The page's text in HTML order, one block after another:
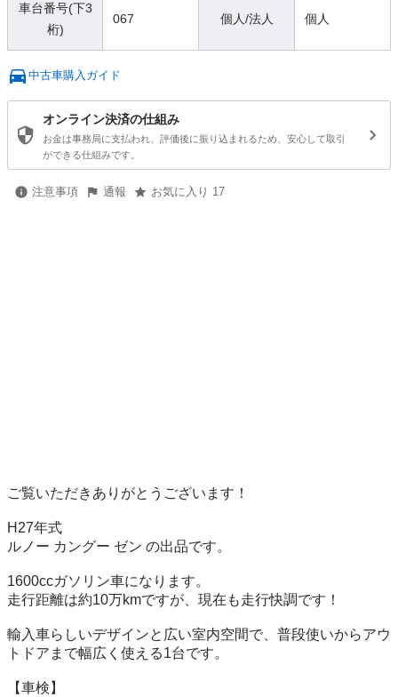
車台番号(下3
桁)
067 個人/法人 個人
中古車購入ガイド
オンライン決済の仕組み
お金は事務局に支払われ、評価後に振り込まれるため、安心して取引
ができる仕組みです。
注意事項 通報 お気に入り 17
ご覧いただきありがとうございます！
H27年式
ルノー カングー ゼン の出品です。
1600ccガソリン車になります。
走行距離は約10万kmですが、現在も走行快調です！
輸入車らしいデザインと広い室内空間で、普段使いからアウ
トドアまで幅広く使える1台です。
【車検】